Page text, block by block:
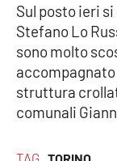
Catanzaro
Crotone
Vibo Valentia
Reggio
TAG TORINO
Sul posto ieri
Stefano Lo
sono molto
struttura
comunali